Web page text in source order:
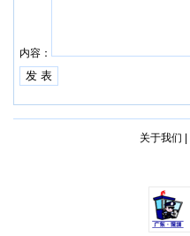
内容：
关于我们